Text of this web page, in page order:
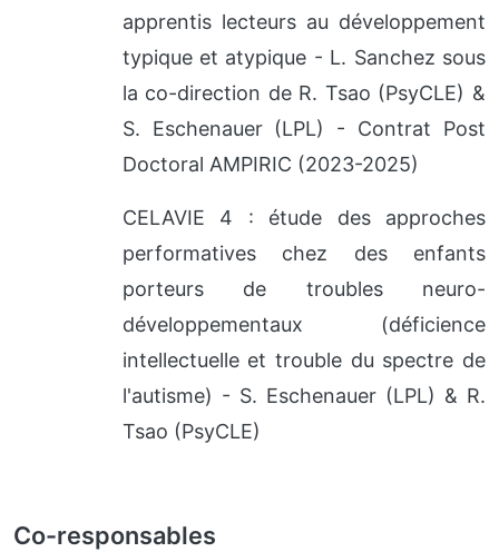
apprentis lecteurs au développement
typique et atypique - L. Sanchez sous
la co-direction de R. Tsao (PsyCLE) &
S. Eschenauer (LPL) - Contrat Post
Doctoral AMPIRIC (2023-2025)
CELAVIE 4 : étude des approches
performatives chez des enfants
porteurs de troubles neuro-
développementaux (déficience
intellectuelle et trouble du spectre de
l'autisme) - S. Eschenauer (LPL) & R.
Tsao (PsyCLE)
Co-responsables